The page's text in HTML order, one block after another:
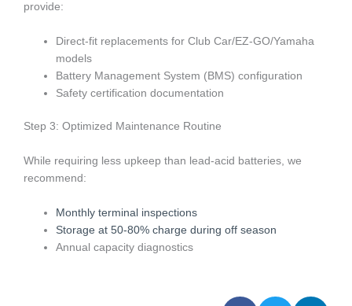
provide:
Direct-fit replacements for Club Car/EZ-GO/Yamaha
models
Battery Management System (BMS) configuration
Safety certification documentation
Step 3: Optimized Maintenance Routine
While requiring less upkeep than lead-acid batteries, we
recommend:
Monthly terminal inspections
Storage at 50-80% charge during off season
Annual capacity diagnostics